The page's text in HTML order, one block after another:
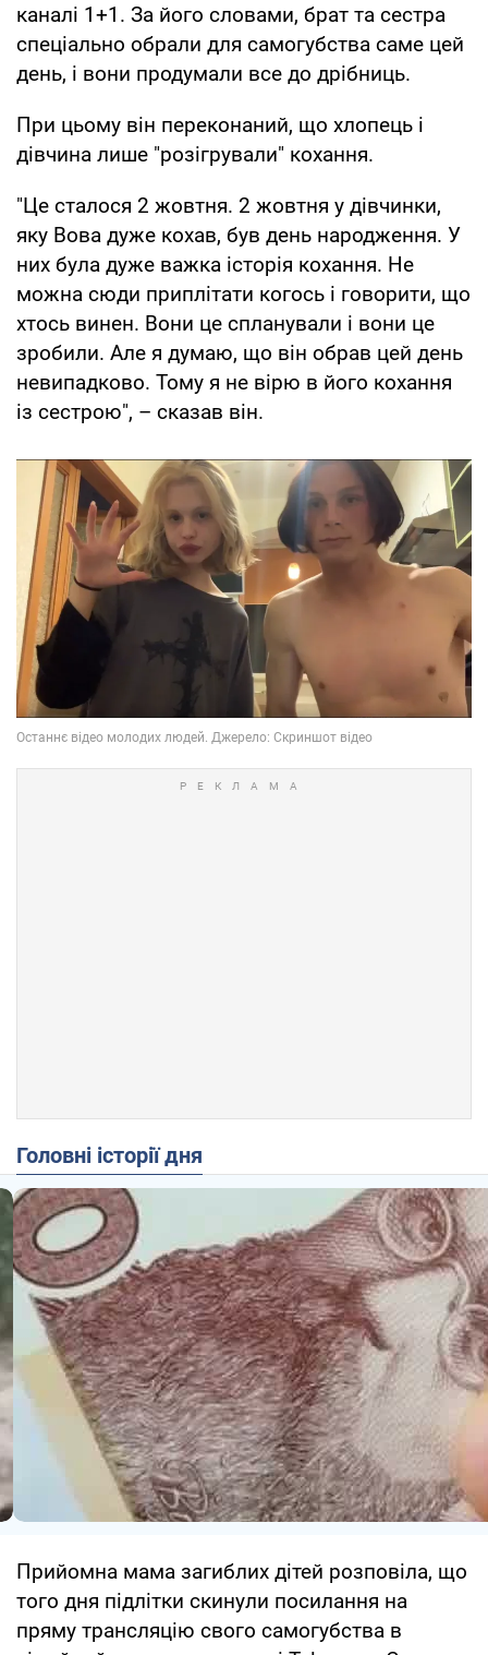
каналі 1+1. За його словами, брат та сестра
спеціально обрали для самогубства саме цей
день, і вони продумали все до дрібниць.
При цьому він переконаний, що хлопець і
дівчина лише "розігрували" кохання.
"Це сталося 2 жовтня. 2 жовтня у дівчинки,
яку Вова дуже кохав, був день народження. У
них була дуже важка історія кохання. Не
можна сюди приплітати когось і говорити, що
хтось винен. Вони це спланували і вони це
зробили. Але я думаю, що він обрав цей день
невипадково. Тому я не вірю в його кохання
із сестрою", – сказав він.
Головні історії дня
Прийомна мама загиблих дітей розповіла, що
того дня підлітки скинули посилання на
пряму трансляцію свого самогубства в